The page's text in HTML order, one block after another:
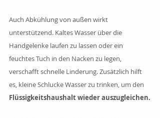
Auch Abkühlung von außen wirkt
unterstützend. Kaltes Wasser über die
Handgelenke laufen zu lassen oder ein
feuchtes Tuch in den Nacken zu legen,
verschafft schnelle Linderung. Zusätzlich hilft
es, kleine Schlucke Wasser zu trinken, um den
Flüssigkeitshaushalt wieder auszugleichen.